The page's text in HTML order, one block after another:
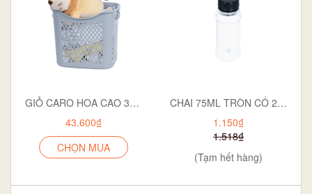
GIỎ CARO HOA CAO 3371
43.600₫
CHỌN MUA
CHAI 75ML TRÒN CỔ 28 NGẮN P12-0551
1.150₫
1.518₫
(Tạm hết hàng)